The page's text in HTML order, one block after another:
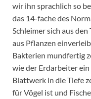
wir ihn sprachlich so
das 14-fache des
Schleimer sich aus
aus Pflanzen
Bakterien mundfertig
wie der Erdarbeiter
Blattwerk in die Tiefe
für Vögel ist und